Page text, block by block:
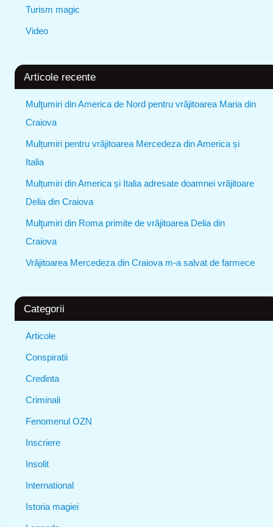
Turism magic
Video
Articole recente
Mulţumiri din America de Nord pentru vrăjitoarea Maria din
Craiova
Mulțumiri pentru vrăjitoarea Mercedeza din America și
Italia
Mulțumiri din America și Italia adresate doamnei vrăjitoare
Delia din Craiova
Mulţumiri din Roma primite de vrăjitoarea Delia din
Craiova
Vrăjitoarea Mercedeza din Craiova m-a salvat de farmece
Categorii
Articole
Conspiratii
Credinta
Criminali
Fenomenul OZN
Inscriere
Insolit
International
Istoria magiei